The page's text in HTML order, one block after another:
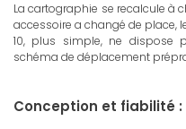
La cartographie se recalcule à
accessoire a changé de place,
10, plus simple, ne dispose
schéma de déplacement
Conception et fiabilité